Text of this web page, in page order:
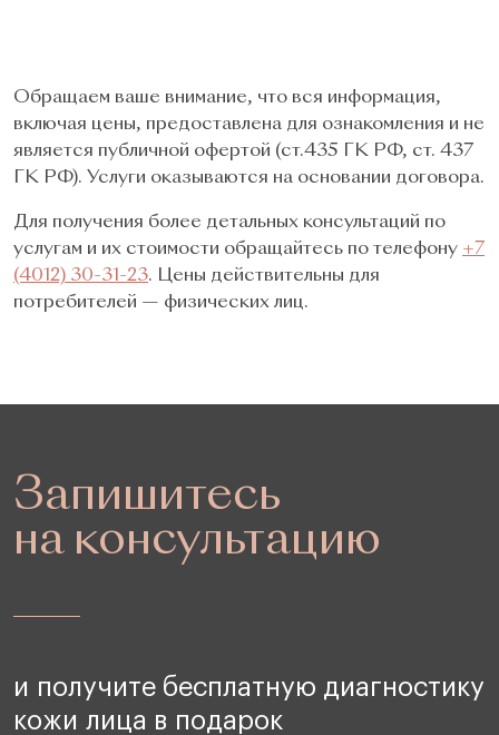
Обращаем ваше внимание, что вся информация,
включая цены, предоставлена для ознакомления и не
является публичной офертой (ст.435 ГК РФ, cт. 437
ГК РФ). Услуги оказываются на основании договора.
Для получения более детальных консультаций по
услугам и их стоимости обращайтесь по телефону +7
(4012) 30-31-23. Цены действительны для
потребителей — физических лиц.
Запишитесь
на консультацию
и получите бесплатную диагностику
кожи лица в подарок